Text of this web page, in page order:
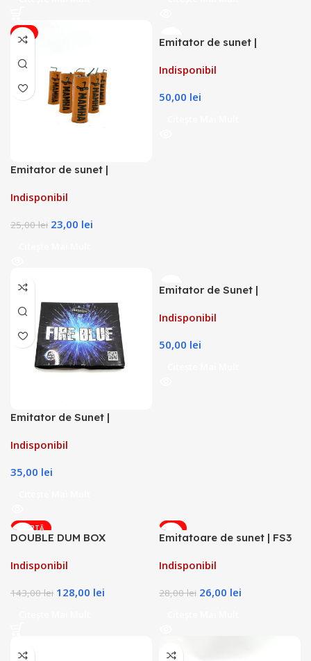
-8%
Emitator de sunet |
Indisponibil
25,00lei 23,00 lei
Emitator de sunet |
Indisponibil
50,00 lei
Emitator de Sunet |
Indisponibil
35,00 lei
Emitator de Sunet |
Indisponibil
50,00 lei
OFERTĂ
DOUBLE DUM BOX
Indisponibil
143,00lei 128,00 lei
-7%
Emitatoare de sunet | FS3
Indisponibil
28,00lei 26,00 lei